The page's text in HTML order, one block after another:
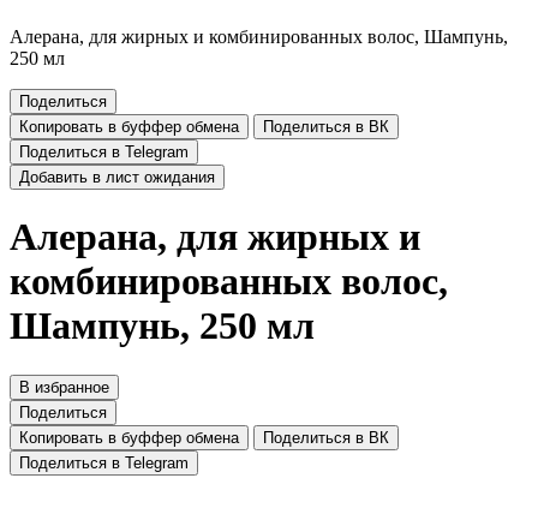
Алерана, для жирных и комбинированных волос, Шампунь,
250 мл
Поделиться
Копировать в буффер обмена
Поделиться в ВК
Поделиться в Telegram
Добавить в лист ожидания
Алерана, для жирных и
комбинированных волос,
Шампунь, 250 мл
В избранное
Поделиться
Копировать в буффер обмена
Поделиться в ВК
Поделиться в Telegram